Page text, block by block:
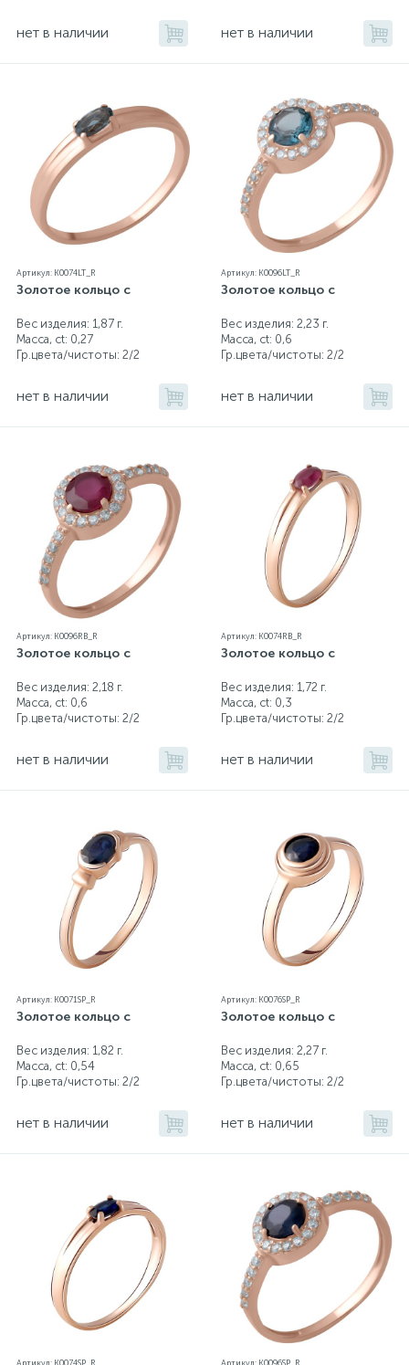
нет в наличии нет в наличии
Артикул: K0074LT_R
Золотое кольцо с
Вес изделия: 1,87 г.
Масса, ct: 0,27
Гр.цвета/чистоты: 2/2
нет в наличии
Артикул: K0096LT_R
Золотое кольцо с
Вес изделия: 2,23 г.
Масса, ct: 0,6
Гр.цвета/чистоты: 2/2
нет в наличии
Артикул: K0096RB_R
Золотое кольцо с
Вес изделия: 2,18 г.
Масса, ct: 0,6
Гр.цвета/чистоты: 2/2
нет в наличии
Артикул: K0074RB_R
Золотое кольцо с
Вес изделия: 1,72 г.
Масса, ct: 0,3
Гр.цвета/чистоты: 2/2
нет в наличии
Артикул: K0071SP_R
Золотое кольцо с
Вес изделия: 1,82 г.
Масса, ct: 0,54
Гр.цвета/чистоты: 2/2
нет в наличии
Артикул: K0076SP_R
Золотое кольцо с
Вес изделия: 2,27 г.
Масса, ct: 0,65
Гр.цвета/чистоты: 2/2
нет в наличии